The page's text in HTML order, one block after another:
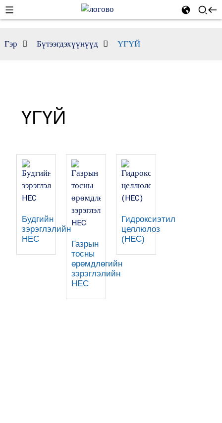
Гэр Бүтээгдэхүүнүүд ҮГҮЙ
ҮГҮЙ
Будгийн
зэрэглэлийн
HEC
Газрын
тосны
өрөмдлөгийн
зэрэглэлийн
HEC
Гидроксиэтил
целлюлоз
(HEC)